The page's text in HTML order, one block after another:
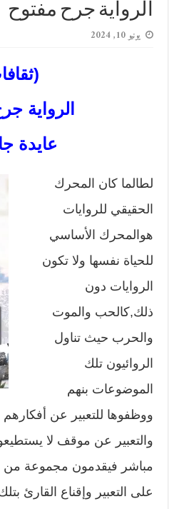
الرواية جرح مفتوح
يونيو 10, 2024
الرواية
عايدة
لطالما كان المحرك
الحقيقي للروايات
هوالمحرك الأساسي
للحياة نفسها ولا تكون
الروايات دون
ذلك,كالحب والموت
والحرب حيث تناول
الروائيون تلك
الموضوعات بنهم
ووظفوها للتعبير عن أفكارهم
والتعبير عن موقف لا
مباشر فيقدمون مجموعة من
على التعبير وإقناع القارئ